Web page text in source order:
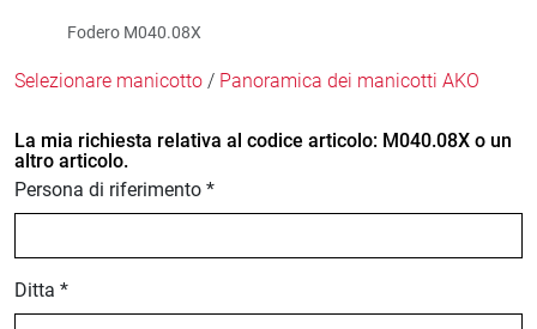
Fodero M040.08X
Selezionare manicotto / Panoramica dei manicotti AKO
La mia richiesta relativa al codice articolo: M040.08X o un
altro articolo.
Persona di riferimento *
Ditta *